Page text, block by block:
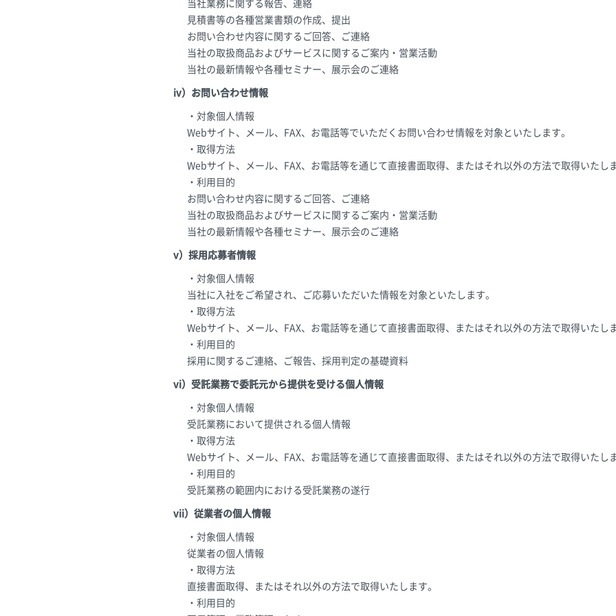
当社業務に関する報告、連絡
見積書等の各種営業書類の作成、提出
お問い合わせ内容に関するご回答、ご連絡
当社の取扱商品およびサービスに関するご案内・営業活動
当社の最新情報や各種セミナー、展示会のご連絡
iv）お問い合わせ情報
・対象個人情報
Webサイト、メール、FAX、お電話等でいただくお問い合わせ情報を対象といたします。
・取得方法
Webサイト、メール、FAX、お電話等を通じて直接書面取得、またはそれ以外の方法で取得いたし
・利用目的
お問い合わせ内容に関するご回答、ご連絡
当社の取扱商品およびサービスに関するご案内・営業活動
当社の最新情報や各種セミナー、展示会のご連絡
v）採用応募者情報
・対象個人情報
当社に入社をご希望され、ご応募いただいた情報を対象といたします。
・取得方法
Webサイト、メール、FAX、お電話等を通じて直接書面取得、またはそれ以外の方法で取得いたし
・利用目的
採用に関するご連絡、ご報告、採用判定の基礎資料
vi）受託業務で委託元から提供を受ける個人情報
・対象個人情報
受託業務において提供される個人情報
・取得方法
Webサイト、メール、FAX、お電話等を通じて直接書面取得、またはそれ以外の方法で取得いたし
・利用目的
受託業務の範囲内における受託業務の遂行
vii）従業者の個人情報
・対象個人情報
従業者の個人情報
・取得方法
直接書面取得、またはそれ以外の方法で取得いたします。
・利用目的